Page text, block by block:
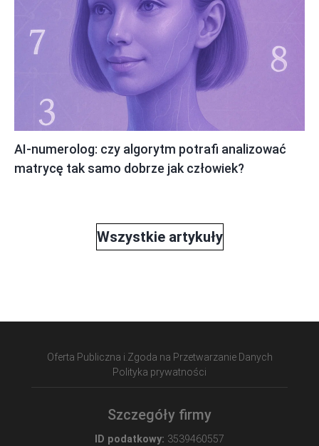
AI-numerolog: czy algorytm potrafi analizować
matrycę tak samo dobrze jak człowiek?
Wszystkie artykuły
Oferta Publiczna i Zgoda na Przetwarzanie Danych
Polityka prywatności
Szczegóły firmy
ID podatkowy: 3539460557